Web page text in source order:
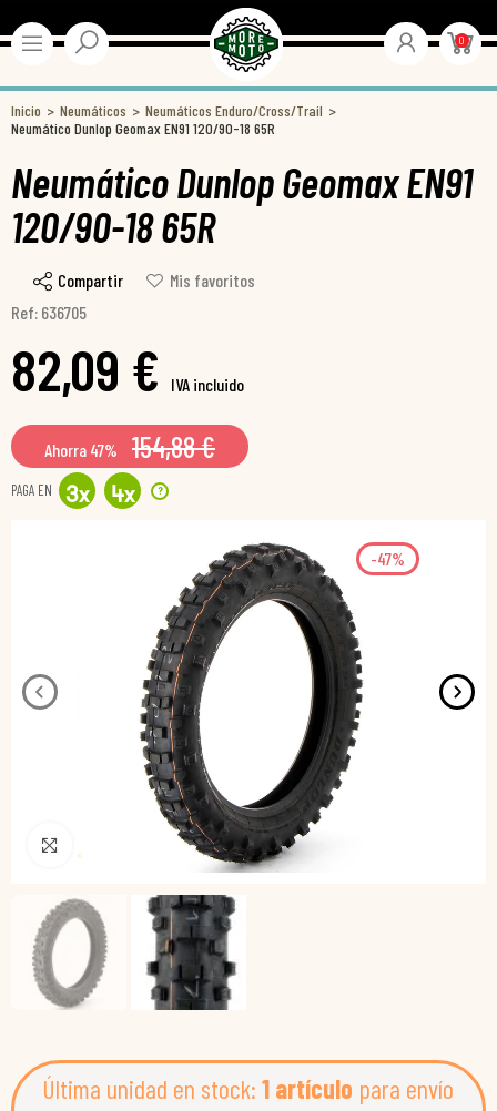
0
Inicio Neumáticos
Neumáticos Enduro/Cross/Trail
Neumático Dunlop Geomax EN91 120/90-18 65R
Neumático Dunlop Geomax EN91
120/90-18 65R
Compartir
Mis favoritos
Ref: 636705
82,09 € IVA incluido
Ahorra 47% 154,88 €
PAGA EN 3x 4x ?
-47%
Pincha para agrandar
Última unidad en stock: 1 artículo para envío